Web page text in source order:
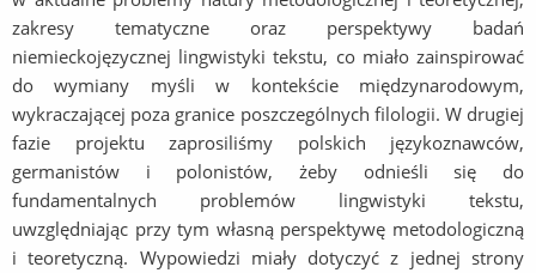
zakresy tematyczne oraz perspektywy badań
niemieckojęzycznej lingwistyki tekstu, co miało zainspirować
do wymiany myśli w kontekście międzynarodowym,
wykraczającej poza granice poszczególnych filologii. W drugiej
fazie projektu zaprosiliśmy polskich językoznawców,
germanistów i polonistów, żeby odnieśli się do
fundamentalnych problemów lingwistyki tekstu,
uwzględniając przy tym własną perspektywę metodologiczną
i teoretyczną. Wypowiedzi miały dotyczyć z jednej strony